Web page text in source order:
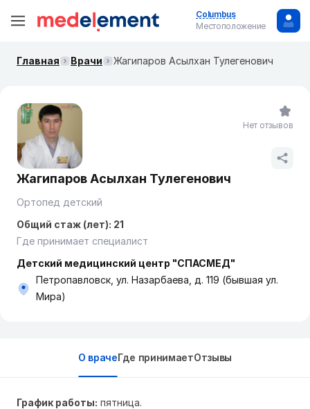
Columbus
Местоположение
Главная Врачи Жагипаров Асылхан Тулегенович
Жагипаров Асылхан Тулегенович
Ортопед детский
Общий стаж (лет): 21
Где принимает специалист
Детский медицинский центр "СПАСМЕД"
Петропавловск, ул. Назарбаева, д. 119 (бывшая ул.
Мира)
Нет отзывов
О врачеГде принимаетОтзывы
График работы: пятница.